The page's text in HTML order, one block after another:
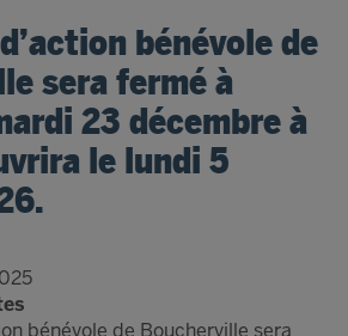
bénévole de
sera fermé à
23 décembre à
le lundi 5
bénévole de Boucherville sera